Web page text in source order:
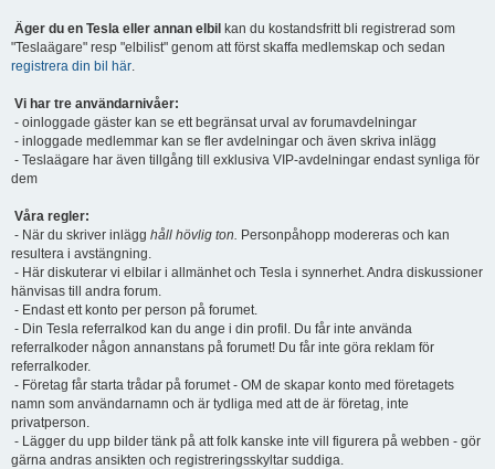
Äger du en Tesla eller annan elbil kan du kostandsfritt bli registrerad som
"Teslaägare" resp "elbilist" genom att först skaffa medlemskap och sedan
registrera din bil här.
Vi har tre användarnivåer:
- oinloggade gäster kan se ett begränsat urval av forumavdelningar
- inloggade medlemmar kan se fler avdelningar och även skriva inlägg
- Teslaägare har även tillgång till exklusiva VIP-avdelningar endast synliga för
dem
Våra regler:
- När du skriver inlägg håll hövlig ton. Personpåhopp modereras och kan
resultera i avstängning.
- Här diskuterar vi elbilar i allmänhet och Tesla i synnerhet. Andra diskussioner
hänvisas till andra forum.
- Endast ett konto per person på forumet.
- Din Tesla referralkod kan du ange i din profil. Du får inte använda
referralkoder någon annanstans på forumet! Du får inte göra reklam för
referralkoder.
- Företag får starta trådar på forumet - OM de skapar konto med företagets
namn som användarnamn och är tydliga med att de är företag, inte
privatperson.
- Lägger du upp bilder tänk på att folk kanske inte vill figurera på webben - gör
gärna andras ansikten och registreringsskyltar suddiga.